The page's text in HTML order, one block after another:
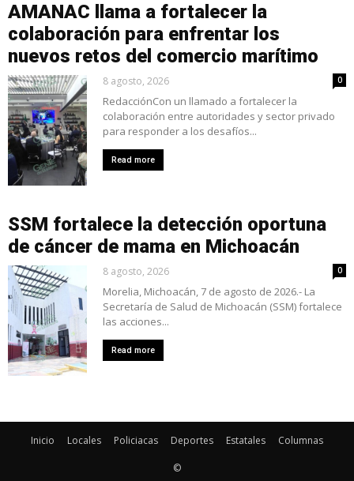
AMANAC llama a fortalecer la
colaboración para enfrentar los
nuevos retos del comercio marítimo
8 agosto, 2026 0
RedacciónCon un llamado a fortalecer la
colaboración entre autoridades y sector privado
para responder a los desafíos...
Read more
SSM fortalece la detección oportuna
de cáncer de mama en Michoacán
8 agosto, 2026 0
Morelia, Michoacán, 7 de agosto de 2026.- La
Secretaría de Salud de Michoacán (SSM) fortalece
las acciones...
Read more
Inicio Locales Policiacas Deportes Estatales Columnas
©